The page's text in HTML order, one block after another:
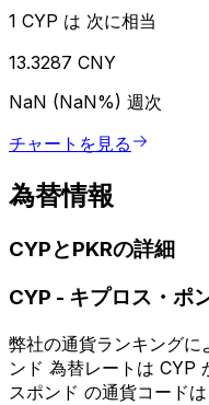
1 CYP は 次に相当
13.3287 CNY
NaN (NaN%) 週次
チャートを見る
為替情報
CYPとPKRの詳細
CYP - キプロス・ポ
弊社の通貨ランキング
ンド 為替レートは CYP
スポンド の通貨コードは